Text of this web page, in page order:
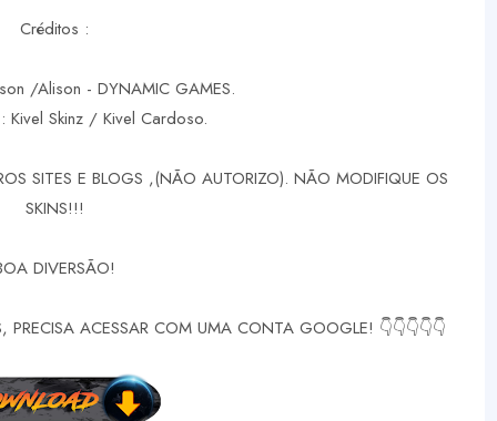
Créditos :
/Alison - DYNAMIC GAMES.
Kivel Skinz / Kivel Cardoso.
SITES E BLOGS ,(NÃO AUTORIZO). NÃO MODIFIQUE OS
SKINS!!!
DIVERSÃO!
ACESSAR COM UMA CONTA GOOGLE! 👇👇👇👇👇